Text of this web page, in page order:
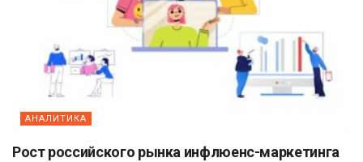
АНАЛИТИКА
Рост российского рынка инфлюенс-маркетинга